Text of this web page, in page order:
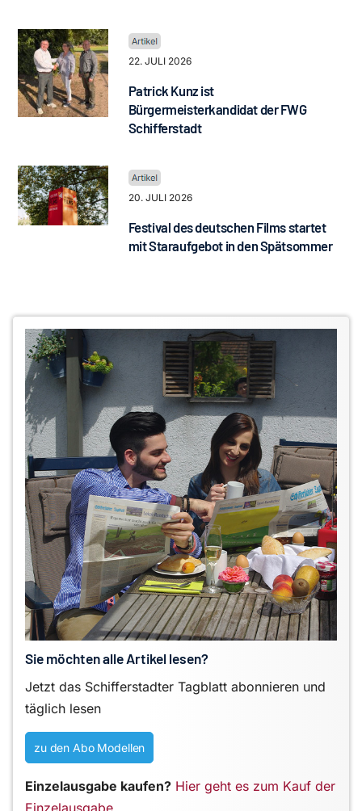
22. JULI 2026
Patrick Kunz ist
Bürgermeisterkandidat der FWG
Schifferstadt
20. JULI 2026
Festival des deutschen Films startet
mit Staraufgebot in den Spätsommer
Sie möchten alle Artikel lesen?
Jetzt das Schifferstadter Tagblatt abonnieren und
täglich lesen
zu den Abo Modellen
Einzelausgabe kaufen? Hier geht es zum Kauf der
Einzelausgabe